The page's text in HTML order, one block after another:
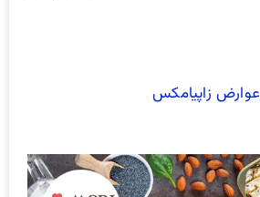
عوارض زاپیامکس